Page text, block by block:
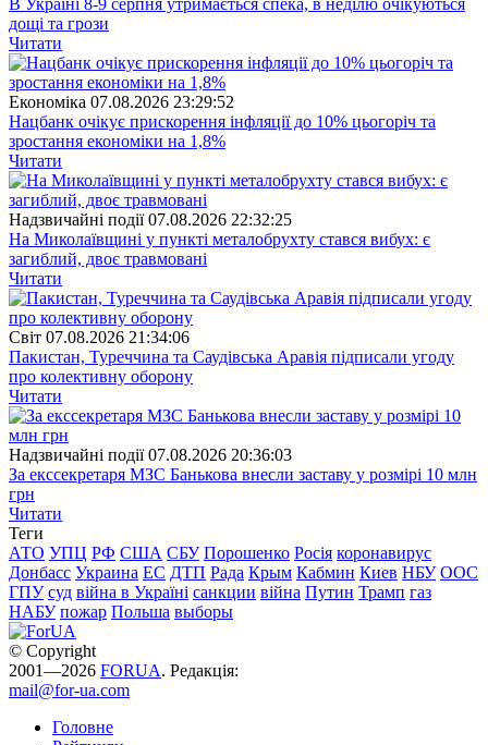
В Україні 8-9 серпня утримається спека, в неділю очікуються
дощі та грози
Читати
Економіка 07.08.2026 23:29:52
Нацбанк очікує прискорення інфляції до 10% цьогоріч та
зростання економіки на 1,8%
Читати
Надзвичайні події 07.08.2026 22:32:25
На Миколаївщині у пункті металобрухту стався вибух: є
загиблий, двоє травмовані
Читати
Свiт 07.08.2026 21:34:06
Пакистан, Туреччина та Саудівська Аравія підписали угоду
про колективну оборону
Читати
Надзвичайні події 07.08.2026 20:36:03
За екссекретаря МЗС Банькова внесли заставу у розмірі 10 млн
грн
Читати
Теги
АТО УПЦ РФ США СБУ Порошенко Росія коронавирус
Донбасс Украина ЕС ДТП Рада Крым Кабмин Киев НБУ ООС
ГПУ суд війна в Україні санкции війна Путин Трамп газ
НАБУ пожар Польша выборы
© Copyright
2001—2026 FORUA. Редакція:
mail@for-ua.com
Головне